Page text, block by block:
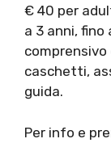
€ 40 per
a 3 anni, fino
comprensivo
caschetti,
guida.
Per info e